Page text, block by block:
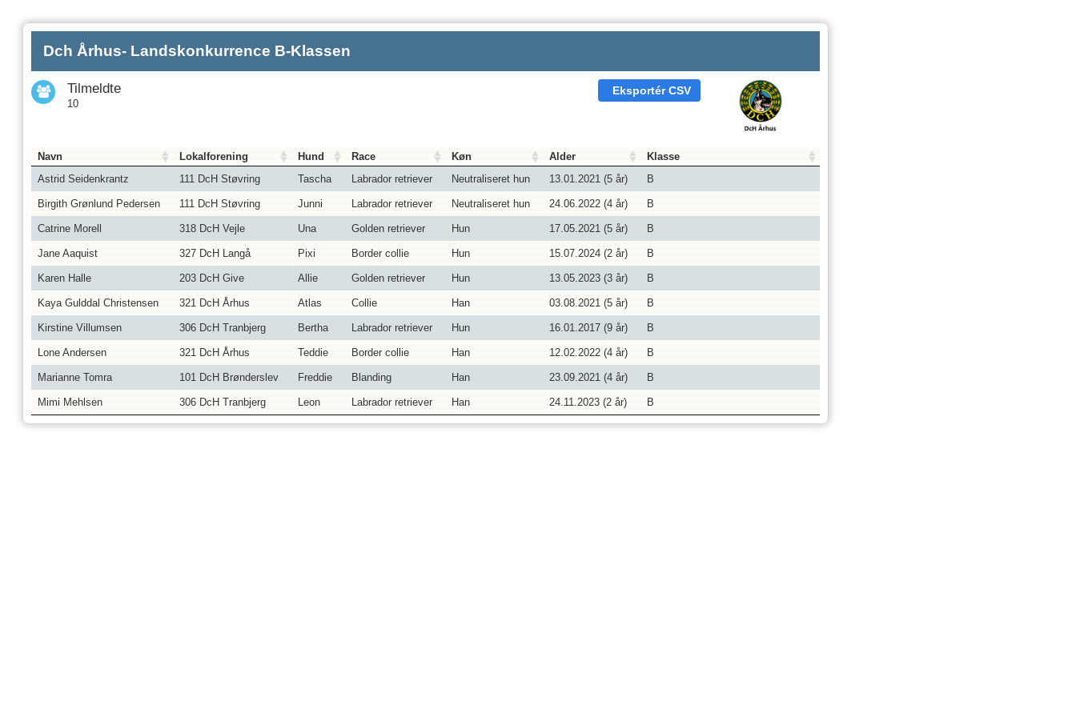
Dch Århus- Landskonkurrence B-Klassen
Tilmeldte
10
Eksportér CSV
Navn Lokalforening Hund Race Køn Alder
Klasse
Astrid Seidenkrantz
111 DcH Støvring Tascha Labrador retriever Neutraliseret hun 13.01.2021 (5 år) B
Birgith Grønlund Pedersen 111 DcH Støvring Junni Labrador retriever Neutraliseret hun 24.06.2022 (4 år) B
Catrine Morell 318 DcH Vejle Una Golden retriever Hun 17.05.2021 (5 år) B
Jane Aaquist 327 DcH Langå Pixi Border collie Hun 15.07.2024 (2 år) B
Karen Halle 203 DcH Give Allie Golden retriever Hun 13.05.2023 (3 år) B
Kaya Gulddal Christensen 321 DcH Århus Atlas Collie Han 03.08.2021 (5 år) B
Kirstine Villumsen 306 DcH Tranbjerg Bertha Labrador retriever Hun 16.01.2017 (9 år) B
Lone Andersen 321 DcH Århus Teddie Border collie Han 12.02.2022 (4 år) B
Marianne Tomra 101 DcH Brønderslev Freddie Blanding Han 23.09.2021 (4 år) B
Mimi Mehlsen 306 DcH Tranbjerg Leon Labrador retriever Han 24.11.2023 (2 år) B